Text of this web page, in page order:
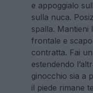
e appoggialo
sulla nuca.
spalla. Mantieni
frontale e
contratta. Fai
estendendo
ginocchio sia a
il piede rimane